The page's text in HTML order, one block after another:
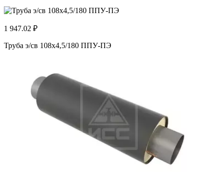
1 947.02 ₽
Труба э/св 108х4,5/180 ППУ-ПЭ